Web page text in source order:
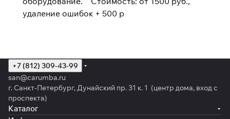
удаление ошибок + 500 р
+7 (812) 309-43-99
san@carumba.ru
г. Санкт-Петербург, Дунайский пр. 31 к. 1 (центр дома, вход с
проспекта)
Каталог